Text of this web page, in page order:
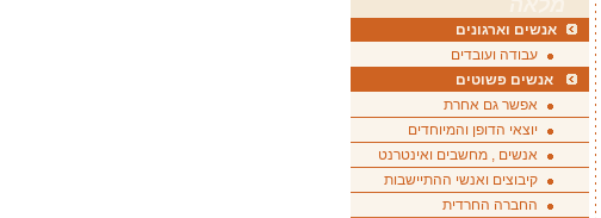
מלאה
אנשים וארגונים
עבודה ועובדים
אנשים פשוטים
אפשר גם אחרת
יוצאי הדופן והמיוחדים
אנשים , מחשבים ואינטרנט
קיבוצים ואנשי ההתיישבות
החברה החרדית